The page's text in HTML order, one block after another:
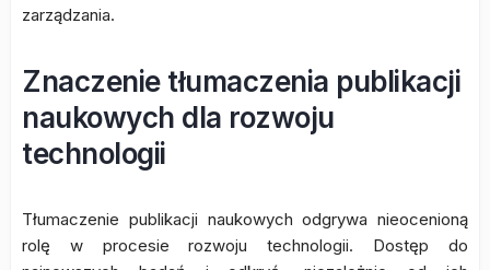
zarządzania.
Znaczenie tłumaczenia publikacji
naukowych dla rozwoju
technologii
Tłumaczenie publikacji naukowych odgrywa nieocenioną
rolę w procesie rozwoju technologii. Dostęp do